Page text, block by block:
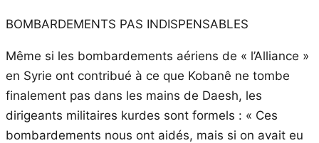
BOMBARDEMENTS PAS INDISPENSABLES
Même si les bombardements aériens de « l’Alliance »
en Syrie ont contribué à ce que Kobanê ne tombe
finalement pas dans les mains de Daesh, les
dirigeants militaires kurdes sont formels : « Ces
bombardements nous ont aidés, mais si on avait eu